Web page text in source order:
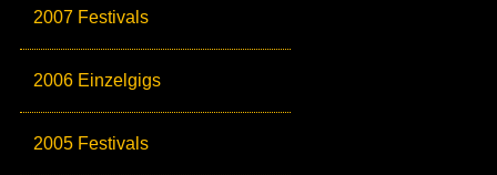
2007 Festivals
2006 Einzelgigs
2005 Festivals